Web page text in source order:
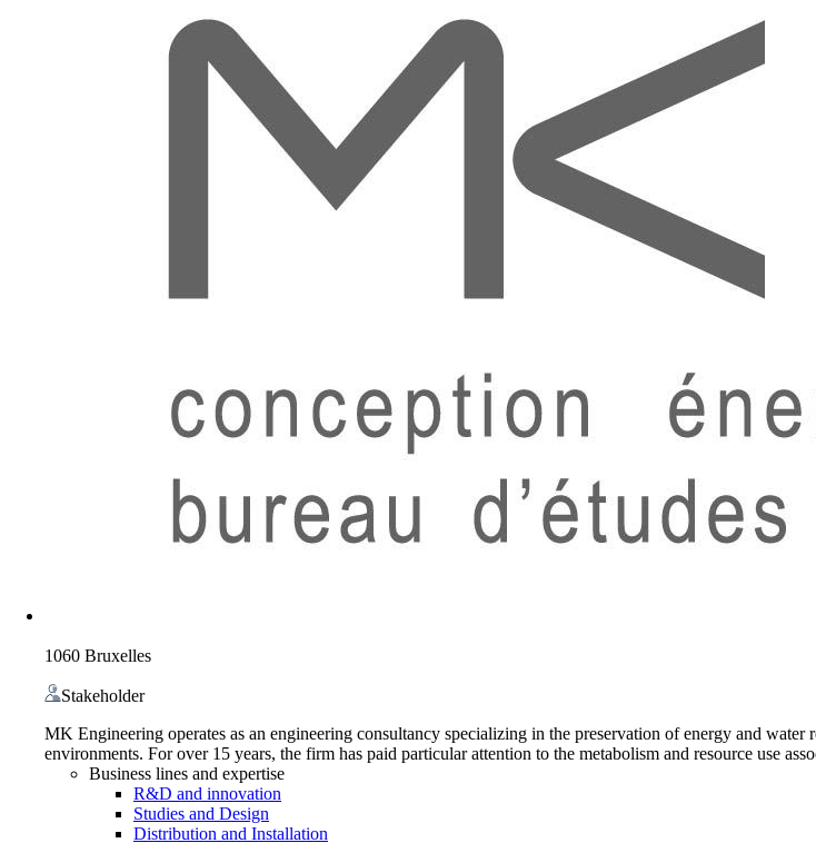
1060 Bruxelles
Stakeholder
MK Engineering operates as an engineering consultancy specializing in the preservation of energy and
environments. For over 15 years, the firm has paid particular attention to the metabolism and resource use
Business lines and expertise
R&D and innovation
Studies and Design
Distribution and Installation